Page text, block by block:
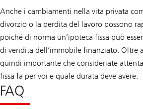
Anche i cambiamenti nella vita privata
divorzio o la perdita del lavoro possono
poiché di norma un’ipoteca fissa può
di vendita dell’immobile finanziato. Oltre
quindi importante che consideriate
fissa fa per voi e quale durata deve avere.
FAQ